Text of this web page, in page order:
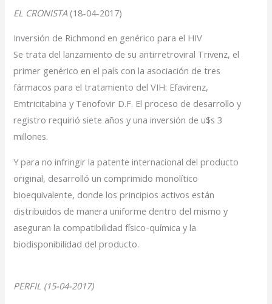
EL CRONISTA (18-04-2017)
Inversión de Richmond en genérico para el HIV
Se trata del lanzamiento de su antirretroviral Trivenz, el
primer genérico en el país con la asociación de tres
fármacos para el tratamiento del VIH: Efavirenz,
Emtricitabina y Tenofovir D.F. El proceso de desarrollo y
registro requirió siete años y una inversión de u$s 3
millones.
Y para no infringir la patente internacional del producto
original, desarrolló un comprimido monolítico
bioequivalente, donde los principios activos están
distribuidos de manera uniforme dentro del mismo y
aseguran la compatibilidad físico-química y la
biodisponibilidad del producto.
PERFIL (15-04-2017)